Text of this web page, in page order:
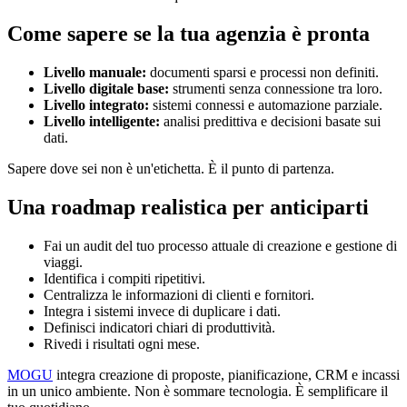
Come sapere se la tua agenzia è pronta
Livello manuale: documenti sparsi e processi non definiti.
Livello digitale base: strumenti senza connessione tra loro.
Livello integrato: sistemi connessi e automazione parziale.
Livello intelligente: analisi predittiva e decisioni basate sui
dati.
Sapere dove sei non è un'etichetta. È il punto di partenza.
Una roadmap realistica per anticiparti
Fai un audit del tuo processo attuale di creazione e gestione di
viaggi.
Identifica i compiti ripetitivi.
Centralizza le informazioni di clienti e fornitori.
Integra i sistemi invece di duplicare i dati.
Definisci indicatori chiari di produttività.
Rivedi i risultati ogni mese.
MOGU integra creazione di proposte, pianificazione, CRM e incassi
in un unico ambiente. Non è sommare tecnologia. È semplificare il